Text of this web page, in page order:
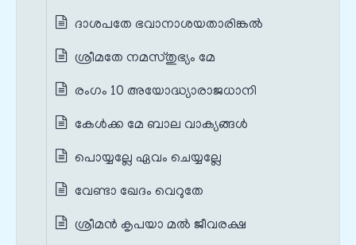
ദാശപതേ ഭവാനാശയതാരിങ്കൽ
ശ്രീമതേ നമസ്തുഭ്യം മേ
രംഗം 10 അയോദ്ധ്യാരാജധാനി
കേൾക്ക മേ ബാല വാക്യങ്ങൾ
പൊയ്യല്ലേ ഏവം ചെയ്യല്ലേ
വേണ്ടാ ഖേദം വെറുതേ
ശ്രീമൻ കൃപയാ മൽ ജീവരക്ഷ